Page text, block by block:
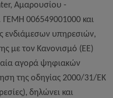
Αμαρουσίου -
006549001000 και
υπηρεσιών,
με τον Κανονισμό (ΕΕ)
αγορά ψηφιακών
της οδηγίας 2000/31/ΕΚ
δηλώνει και